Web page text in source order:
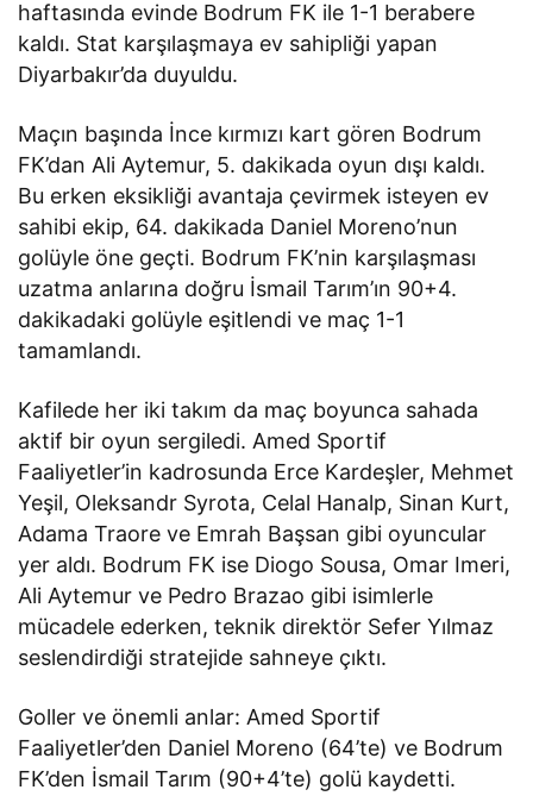
haftasında evinde Bodrum FK ile 1-1 berabere
kaldı. Stat karşılaşmaya ev sahipliği yapan
Diyarbakır’da duyuldu.
Maçın başında İnce kırmızı kart gören Bodrum
FK’dan Ali Aytemur, 5. dakikada oyun dışı kaldı.
Bu erken eksikliği avantaja çevirmek isteyen ev
sahibi ekip, 64. dakikada Daniel Moreno’nun
golüyle öne geçti. Bodrum FK’nin karşılaşması
uzatma anlarına doğru İsmail Tarım’ın 90+4.
dakikadaki golüyle eşitlendi ve maç 1-1
tamamlandı.
Kafilede her iki takım da maç boyunca sahada
aktif bir oyun sergiledi. Amed Sportif
Faaliyetler’in kadrosunda Erce Kardeşler, Mehmet
Yeşil, Oleksandr Syrota, Celal Hanalp, Sinan Kurt,
Adama Traore ve Emrah Başsan gibi oyuncular
yer aldı. Bodrum FK ise Diogo Sousa, Omar Imeri,
Ali Aytemur ve Pedro Brazao gibi isimlerle
mücadele ederken, teknik direktör Sefer Yılmaz
seslendirdiği stratejide sahneye çıktı.
Goller ve önemli anlar: Amed Sportif
Faaliyetler’den Daniel Moreno (64’te) ve Bodrum
FK’den İsmail Tarım (90+4’te) golü kaydetti.